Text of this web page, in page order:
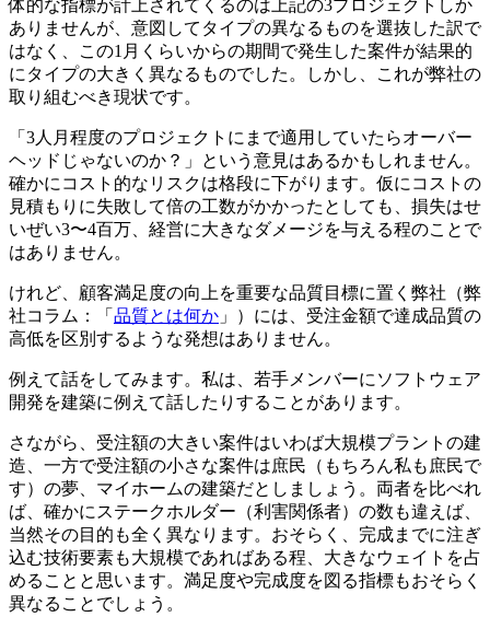
体的な指標が計上されてくるのは上記の3プロジェクトしか
ありませんが、意図してタイプの異なるものを選抜した訳で
はなく、この1月くらいからの期間で発生した案件が結果的
にタイプの大きく異なるものでした。しかし、これが弊社の
取り組むべき現状です。
「3人月程度のプロジェクトにまで適用していたらオーバー
ヘッドじゃないのか？」という意見はあるかもしれません。
確かにコスト的なリスクは格段に下がります。仮にコストの
見積もりに失敗して倍の工数がかかったとしても、損失はせ
いぜい3〜4百万、経営に大きなダメージを与える程のことで
はありません。
けれど、顧客満足度の向上を重要な品質目標に置く弊社（弊
社コラム：「 品質とは何か 」）には、受注金額で達成品質の
高低を区別するような発想はありません。
例えて話をしてみます。私は、若手メンバーにソフトウェア
開発を建築に例えて話したりすることがあります。
さながら、受注額の大きい案件はいわば大規模プラントの建
造、一方で受注額の小さな案件は庶民（もちろん私も庶民で
す）の夢、マイホームの建築だとしましょう。両者を比べれ
ば、確かにステークホルダー（利害関係者）の数も違えば、
当然その目的も全く異なります。おそらく、完成までに注ぎ
込む技術要素も大規模であればある程、大きなウェイトを占
めることと思います。満足度や完成度を図る指標もおそらく
異なることでしょう。